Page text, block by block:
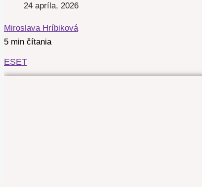
24 apríla, 2026
Miroslava Hríbiková
5 min čítania
ESET